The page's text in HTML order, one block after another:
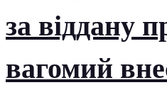
за віддану
вагомий